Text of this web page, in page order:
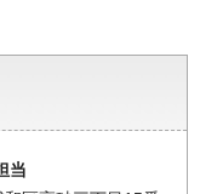
当